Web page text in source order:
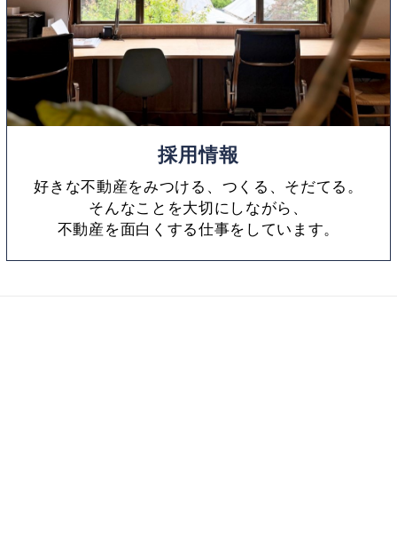
採用情報
好きな不動産をみつける、つくる、そだてる。
そんなことを大切にしながら、
不動産を面白くする仕事をしています。